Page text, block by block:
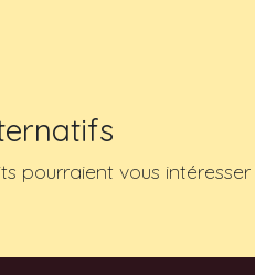
pourraient vous intéresser